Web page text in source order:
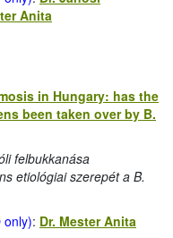
Anita
in Hungary: has the
been taken over by B.
felbukkanása
etiológiai szerepét a B.
only): Dr. Mester Anita